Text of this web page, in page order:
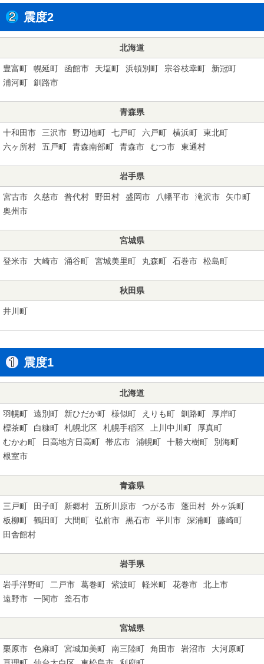
震度2
北海道
豊富町 幌延町 函館市 天塩町 浜頓別町 宗谷枝幸町
新冠町
浦河町
釧路市
青森県
十和田市 三沢市 野辺地町 七戸町 六戸町 横浜町
東北町
六ヶ所村
五戸町 青森南部町 青森市 むつ市 東通村
岩手県
宮古市 久慈市 普代村 野田村 盛岡市 八幡平市 滝沢市
矢巾町
奥州市
宮城県
登米市 大崎市 涌谷町 宮城美里町 丸森町 石巻市 松島町
秋田県
井川町
震度1
北海道
羽幌町 遠別町 新ひだか町 様似町 えりも町 釧路町
厚岸町
標茶町
白糠町 札幌北区 札幌手稲区 上川中川町
厚真町
むかわ町
日高地方日高町 帯広市 浦幌町 十勝大樹町
別海町
根室市
青森県
三戸町 田子町 新郷村 五所川原市 つがる市 蓬田村
外ヶ浜町
板柳町
鶴田町 大間町 弘前市 黒石市 平川市 深浦町
藤崎町
田舎館村
岩手県
岩手洋野町 二戸市 葛巻町 紫波町 軽米町 花巻市
北上市
遠野市
一関市 釜石市
宮城県
栗原市 色麻町 宮城加美町 南三陸町 角田市 岩沼市
大河原町